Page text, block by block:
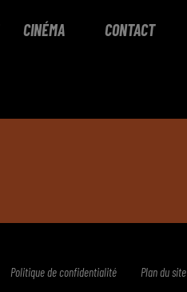
CINÉMA CONTACT
Politique de confidentialité Plan du site